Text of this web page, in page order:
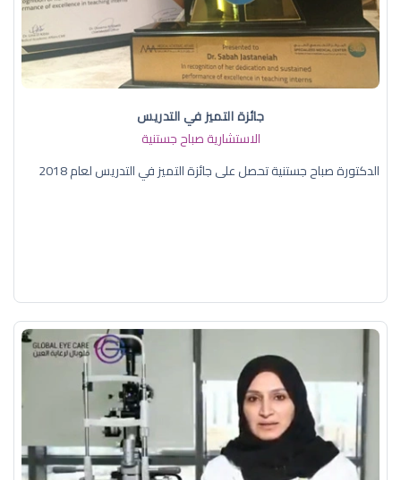
جائزة التميز في التدريس
الاستشارية صباح جستنية
الدكتورة صباح جستنية تحصل على جائزة التميز في التدريس لعام 2018